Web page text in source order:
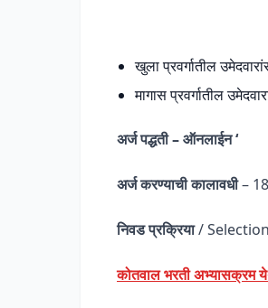
खुला प्रवर्गातील
मागास प्रवर्गातील
अर्ज पद्धती– ऑनलाईन ‘
अर्ज करण्याची कालावधी–
निवड प्रक्रिया/ Selection
कोतवाल भरती अभ्यासक्रम